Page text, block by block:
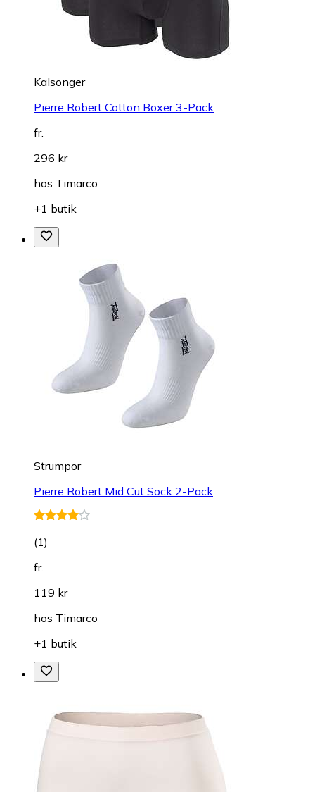
Kalsonger
Pierre Robert Cotton Boxer 3-Pack
fr.
296 kr
hos Timarco
+1 butik
Strumpor
Pierre Robert Mid Cut Sock 2-Pack
(1)
fr.
119 kr
hos Timarco
+1 butik